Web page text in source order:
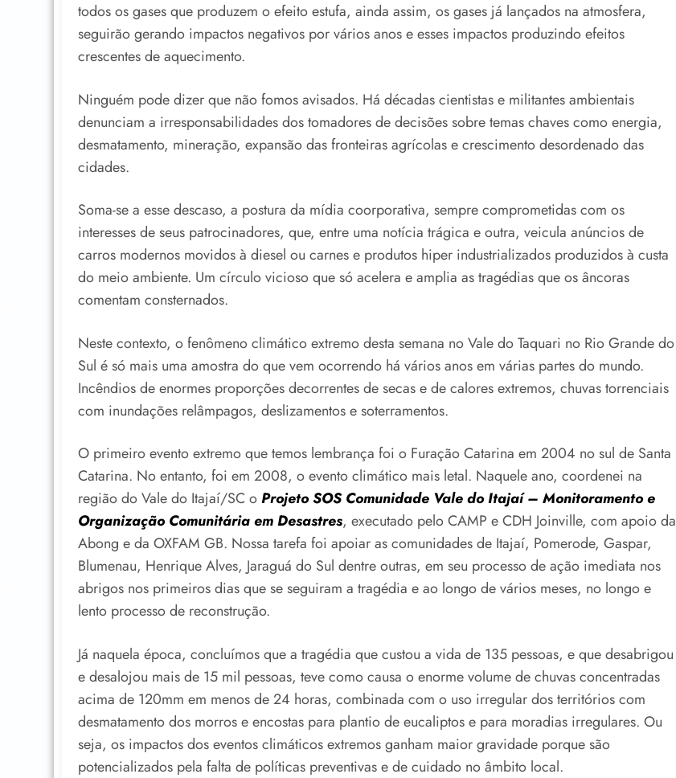
todos os gases que produzem o efeito estufa, ainda assim, os gases já lançados na atmosfera,
seguirão gerando impactos negativos por vários anos e esses impactos produzindo efeitos
crescentes de aquecimento.
Ninguém pode dizer que não fomos avisados. Há décadas cientistas e militantes ambientais
denunciam a irresponsabilidades dos tomadores de decisões sobre temas chaves como energia,
desmatamento, mineração, expansão das fronteiras agrícolas e crescimento desordenado das
cidades.
Soma-se a esse descaso, a postura da mídia coorporativa, sempre comprometidas com os
interesses de seus patrocinadores, que, entre uma notícia trágica e outra, veicula anúncios de
carros modernos movidos à diesel ou carnes e produtos hiper industrializados produzidos à custa
do meio ambiente. Um círculo vicioso que só acelera e amplia as tragédias que os âncoras
comentam consternados.
Neste contexto, o fenômeno climático extremo desta semana no Vale do Taquari no Rio Grande do
Sul é só mais uma amostra do que vem ocorrendo há vários anos em várias partes do mundo.
Incêndios de enormes proporções decorrentes de secas e de calores extremos, chuvas torrenciais
com inundações relâmpagos, deslizamentos e soterramentos.
O primeiro evento extremo que temos lembrança foi o Furação Catarina em 2004 no sul de Santa
Catarina. No entanto, foi em 2008, o evento climático mais letal. Naquele ano, coordenei na
região do Vale do Itajaí/SC oProjeto SOS Comunidade Vale do Itajaí – Monitoramento e
Organização Comunitária em Desastres, executado pelo CAMP e CDH Joinville, com apoio da
Abong e da OXFAM GB. Nossa tarefa foi apoiar as comunidades de Itajaí, Pomerode, Gaspar,
Blumenau, Henrique Alves, Jaraguá do Sul dentre outras, em seu processo de ação imediata nos
abrigos nos primeiros dias que se seguiram a tragédia e ao longo de vários meses, no longo e
lento processo de reconstrução.
Já naquela época, concluímos que a tragédia que custou a vida de 135 pessoas, e que desabrigou
e desalojou mais de 15 mil pessoas, teve como causa o enorme volume de chuvas concentradas
acima de 120mm em menos de 24 horas, combinada com o uso irregular dos territórios com
desmatamento dos morros e encostas para plantio de eucaliptos e para moradias irregulares. Ou
seja, os impactos dos eventos climáticos extremos ganham maior gravidade porque são
potencializados pela falta de políticas preventivas e de cuidado no âmbito local.